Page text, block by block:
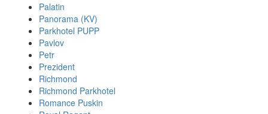
Palatin
Panorama (KV)
Parkhotel PUPP
Pavlov
Petr
Prezident
Richmond
Richmond Parkhotel
Romance Puskin